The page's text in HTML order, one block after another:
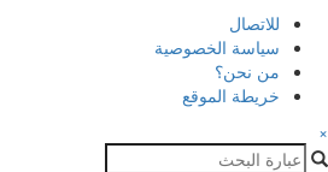
للاتصال
سياسة الخصوصية
من نحن؟
خريطة الموقع
×